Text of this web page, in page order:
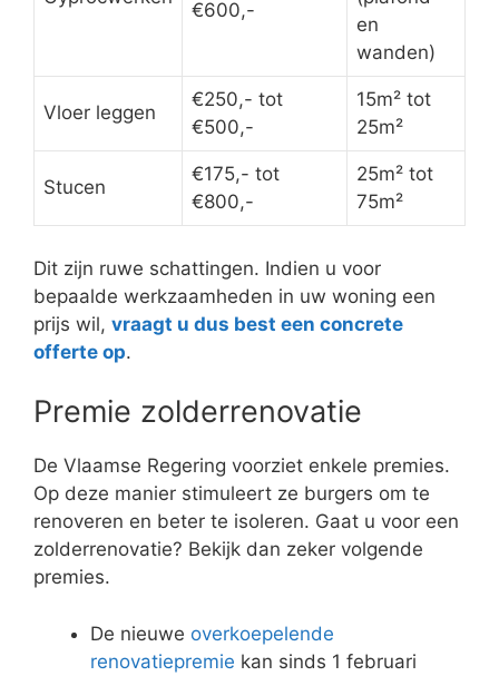
€600,-
en
wanden)
Vloer leggen
€250,- tot
€500,-
15m² tot
25m²
Stucen
€175,- tot
€800,-
25m² tot
75m²
Dit zijn ruwe schattingen. Indien u voor
bepaalde werkzaamheden in uw woning een
prijs wil, vraagt u dus best een concrete
offerte op.
Premie zolderrenovatie
De Vlaamse Regering voorziet enkele premies.
Op deze manier stimuleert ze burgers om te
renoveren en beter te isoleren. Gaat u voor een
zolderrenovatie? Bekijk dan zeker volgende
premies.
De nieuwe overkoepelende
renovatiepremie kan sinds 1 februari